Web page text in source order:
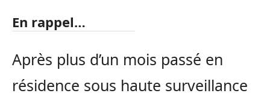
En rappel…
Après plus d’un mois passé en
résidence sous haute surveillance